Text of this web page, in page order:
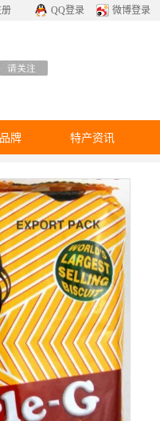
册 QQ登录 微博登录
牌 特产资讯